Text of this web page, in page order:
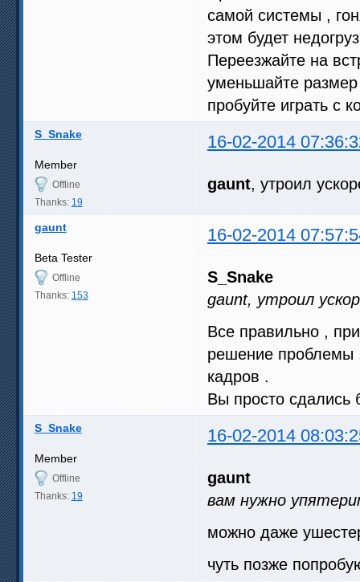
самой системы ,
этом будет
Переезжайте на
уменьшайте
пробуйте играть с
S_Snake 16-02-2014
Member
Offline
Thanks: 19
gaunt, утроил
gaunt 16-02-2014
Beta Tester
Offline
Thanks: 153
S_Snake
gaunt, утроил
Все правильно ,
решение проблемы
кадров .
Вы просто сдались
S_Snake 16-02-2014
Member
Offline
Thanks: 19
gaunt
вам нужно
можно даже
чуть позже